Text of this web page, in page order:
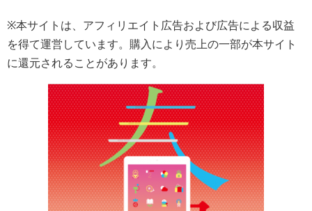
※本サイトは、アフィリエイト広告および広告による収益
を得て運営しています。購入により売上の一部が本サイト
に還元されることがあります。